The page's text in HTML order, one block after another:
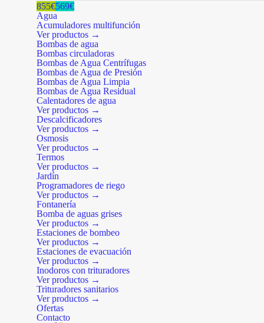
855€569€
Agua
Acumuladores multifunción
Ver productos →
Bombas de agua
Bombas circuladoras
Bombas de Agua Centrífugas
Bombas de Agua de Presión
Bombas de Agua Limpia
Bombas de Agua Residual
Calentadores de agua
Ver productos →
Descalcificadores
Ver productos →
Osmosis
Ver productos →
Termos
Ver productos →
Jardín
Programadores de riego
Ver productos →
Fontanería
Bomba de aguas grises
Ver productos →
Estaciones de bombeo
Ver productos →
Estaciones de evacuación
Ver productos →
Inodoros con trituradores
Ver productos →
Trituradores sanitarios
Ver productos →
Ofertas
Contacto